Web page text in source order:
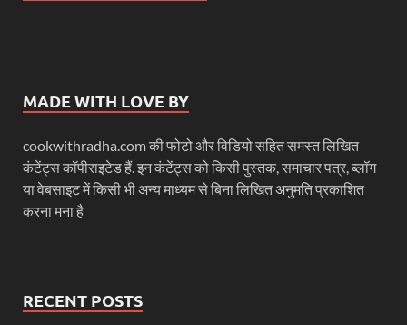
MADE WITH LOVE BY
cookwithradha.com की फोटो और विडियो सहित समस्त लिखित
कंटेंट्स कॉपीराइटेड हैं. इन कंटेंट्स को किसी पुस्तक, समाचार पत्र, ब्लॉग
या वेबसाइट में किसी भी अन्य माध्यम से बिना लिखित अनुमति प्रकाशित
करना मना है
RECENT POSTS